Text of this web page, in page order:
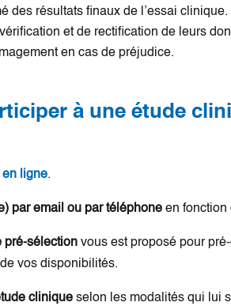
des résultats finaux de l’essai clinique.
et de rectification de leurs
en cas de préjudice.
à une étude
en ligne.
par email ou par téléphone en fonction
pré-sélection vous est proposé pour
vos disponibilités.
clinique selon les modalités qui lui